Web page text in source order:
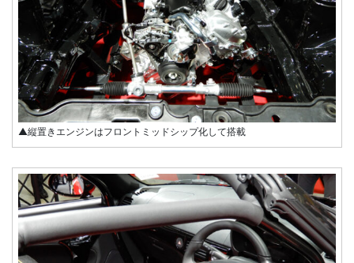
▲縦置きエンジンはフロントミッドシップ化して搭載